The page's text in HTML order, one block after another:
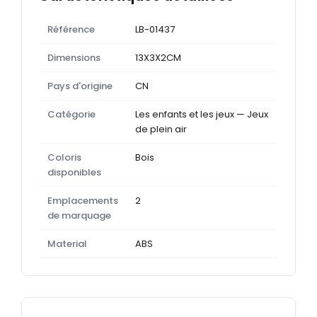
Référence LB-01437
Dimensions 13X3X2CM
Pays d'origine CN
Catégorie
Les enfants et les jeux — Jeux
de plein air
Coloris
disponibles
Bois
Emplacements
de marquage
2
Material ABS